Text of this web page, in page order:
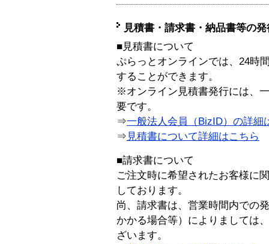
見積書・請求書・納品書等の
■見積書について
ぷらっとオンラインでは、24時
することができます。
※オンライン見積書発行には、
要です。
⇒一般法人会員（BizID）の詳細
⇒ 見積書について詳細はこちら
■請求書について
ご注文時に希望されたお客様に
しております。
尚、請求書は、営業時間内での
かかる場合等）によりましては
ざいます。